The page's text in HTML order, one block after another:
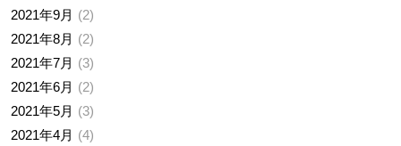
2021年9月
2
2021年8月
2
2021年7月
3
2021年6月
2
2021年5月
3
2021年4月
4